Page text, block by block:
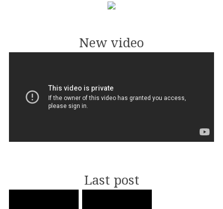
New video
Last post